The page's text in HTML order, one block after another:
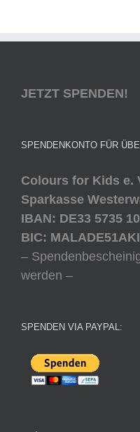
JETZT SPENDEN!
SPENDENKONTO FÜR
Colours for Kids e.
Sparkasse
IBAN: DE33 5735
BIC: MALADE51AKI
–
werden –
SPENDEN VIA PAYPAL: